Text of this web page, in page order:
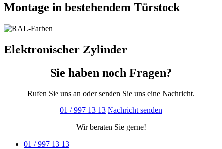
Montage in bestehendem Türstock
Elektronischer Zylinder
Sie haben noch Fragen?
Rufen Sie uns an oder senden Sie uns eine Nachricht.
01 / 997 13 13 Nachricht senden
Wir beraten Sie gerne!
01 / 997 13 13